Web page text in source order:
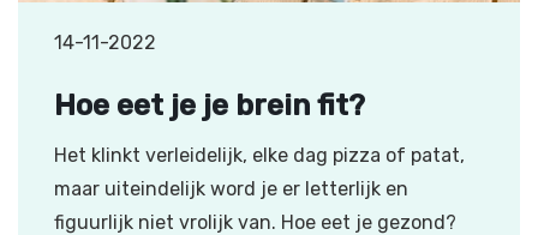
14-11-2022
Hoe eet je je brein fit?
Het klinkt verleidelijk, elke dag pizza of patat,
maar uiteindelijk word je er letterlijk en
figuurlijk niet vrolijk van. Hoe eet je gezond?